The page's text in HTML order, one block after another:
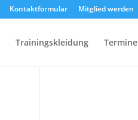
Kontaktformular Mitglied werden
Trainingskleidung Termine